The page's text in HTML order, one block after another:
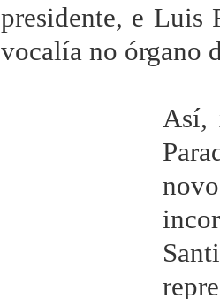
presidente, e Luis
vocalía no órgano
Así,